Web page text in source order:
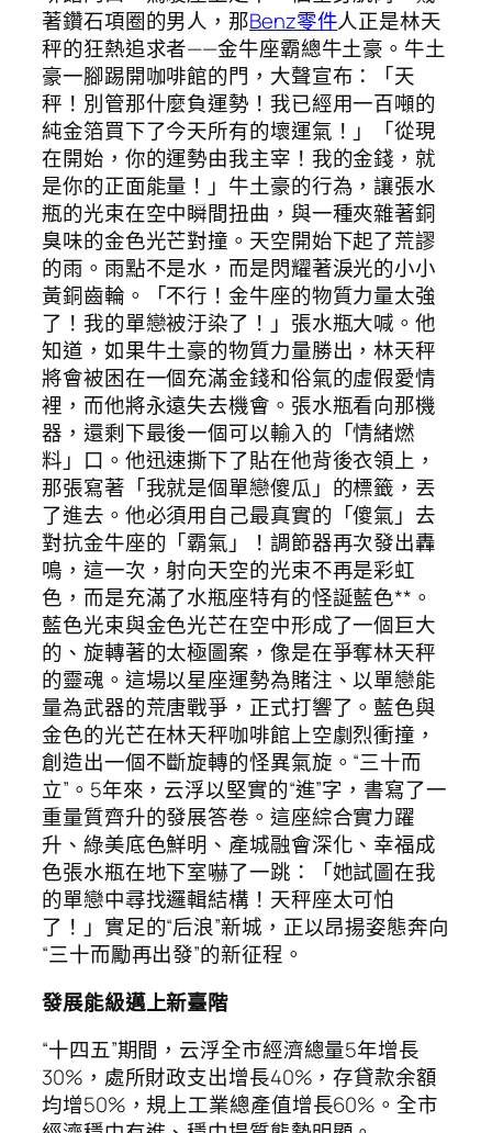
著鑽石項圈的男人，那Benz零件人正是林天
秤的狂熱追求者——金牛座霸總牛土豪。牛土
豪一腳踢開咖啡館的門，大聲宣布：「天
秤！別管那什麼負運勢！我已經用一百噸的
純金箔買下了今天所有的壞運氣！」「從現
在開始，你的運勢由我主宰！我的金錢，就
是你的正面能量！」牛土豪的行為，讓張水
瓶的光束在空中瞬間扭曲，與一種夾雜著銅
臭味的金色光芒對撞。天空開始下起了荒謬
的雨。雨點不是水，而是閃耀著淚光的小小
黃銅齒輪。「不行！金牛座的物質力量太強
了！我的單戀被汙染了！」張水瓶大喊。他
知道，如果牛土豪的物質力量勝出，林天秤
將會被困在一個充滿金錢和俗氣的虛假愛情
裡，而他將永遠失去機會。張水瓶看向那機
器，還剩下最後一個可以輸入的「情緒燃
料」口。他迅速撕下了貼在他背後衣領上，
那張寫著「我就是個單戀傻瓜」的標籤，丟
了進去。他必須用自己最真實的「傻氣」去
對抗金牛座的「霸氣」！調節器再次發出轟
鳴，這一次，射向天空的光束不再是彩虹
色，而是充滿了水瓶座特有的怪誕藍色**。
藍色光束與金色光芒在空中形成了一個巨大
的、旋轉著的太極圖案，像是在爭奪林天秤
的靈魂。這場以星座運勢為賭注、以單戀能
量為武器的荒唐戰爭，正式打響了。藍色與
金色的光芒在林天秤咖啡館上空劇烈衝撞，
創造出一個不斷旋轉的怪異氣旋。“三十而
立”。5年來，云浮以堅實的“進”字，書寫了一
重量質齊升的發展答卷。這座綜合實力躍
升、綠美底色鮮明、產城融會深化、幸福成
色張水瓶在地下室嚇了一跳：「她試圖在我
的單戀中尋找邏輯結構！天秤座太可怕
了！」實足的“后浪”新城，正以昂揚姿態奔向
“三十而勵再出發”的新征程。
發展能級邁上新臺階
“十四五”期間，云浮全市經濟總量5年增長
30%，處所財政支出增長40%，存貸款余額
均增50%，規上工業總產值增長60%。全市